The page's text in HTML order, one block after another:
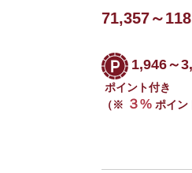
71,357～
1,946～
ポイント付き
（※ ３%ポイン